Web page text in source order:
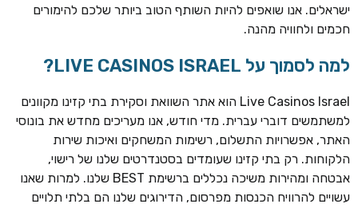
ישראלים. אנו שואפים להיות השותף הטוב ביותר שלכם להימורים
חכמים ולחוויה מהנה.
למה לסמוך על LIVE CASINOS ISRAEL?
Live Casinos Israel הוא אתר השוואת וסקירת בתי קזינו מקוונים
למשתמשים דוברי עברית. מדי חודש, אנו מעריכים מחדש את בונוסי
האתר, אפשרויות התשלום, רשימות המשחקים ואיכות שירות
הלקוחות. רק בתי קזינו שעומדים בסטנדרטים שלנו של רישוי,
אבטחה ומהירות משיכה נכללים ברשימת BEST שלנו. למרות שאנו
עשויים להרוויח הכנסות מפרסום, הדירוגים שלנו הם בלתי תלויים